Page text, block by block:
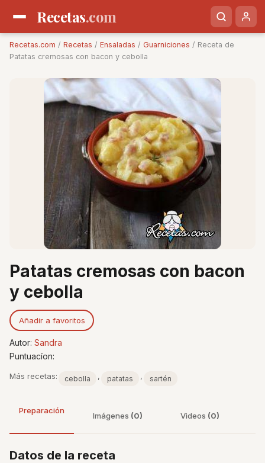
Recetas.com
Recetas.com / Recetas / Ensaladas / Guarniciones / Receta de
Patatas cremosas con bacon y cebolla
Patatas cremosas con bacon
y cebolla
Añadir a favoritos
Autor: Sandra
Puntuacíon:
Más recetas: cebolla , patatas , sartén
Preparación
Imágenes (0) Videos (0)
Datos de la receta